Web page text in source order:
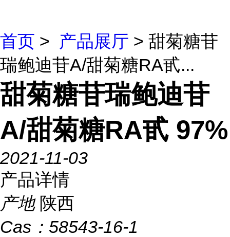
首页 > 产品展厅 > 甜菊糖苷
瑞鲍迪苷A/甜菊糖RA甙...
甜菊糖苷瑞鲍迪苷
A/甜菊糖RA甙 97%
2021-11-03
产品详情
产地 陕西
Cas： 58543-16-1